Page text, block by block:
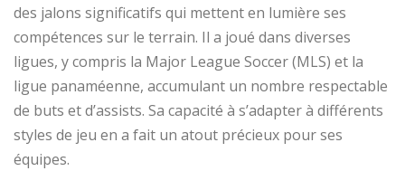
des jalons significatifs qui mettent en lumière ses
compétences sur le terrain. Il a joué dans diverses
ligues, y compris la Major League Soccer (MLS) et la
ligue panaméenne, accumulant un nombre respectable
de buts et d’assists. Sa capacité à s’adapter à différents
styles de jeu en a fait un atout précieux pour ses
équipes.